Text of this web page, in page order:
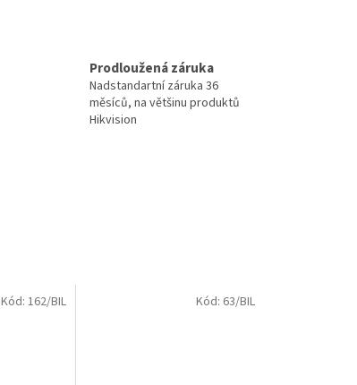
Prodloužená záruka
Nadstandartní záruka 36
měsíců, na většinu produktů
Hikvision
Kód:162/BIL Kód: 63/BIL